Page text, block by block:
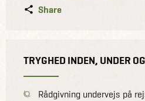
Share
TRYGHED INDEN, UNDER
Rådgivning undervejs på